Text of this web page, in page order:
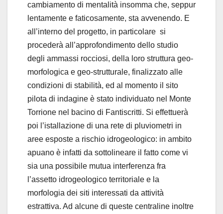
cambiamento di mentalità insomma che, seppur
lentamente e faticosamente, sta avvenendo. E
all’interno del progetto, in particolare si
procederà all’approfondimento dello studio
degli ammassi rocciosi, della loro struttura geo-
morfologica e geo-strutturale, finalizzato alle
condizioni di stabilità, ed al momento il sito
pilota di indagine è stato individuato nel Monte
Torrione nel bacino di Fantiscritti. Si effettuerà
poi l’istallazione di una rete di pluviometri in
aree esposte a rischio idrogeologico: in ambito
apuano è infatti da sottolineare il fatto come vi
sia una possibile mutua interferenza fra
l’assetto idrogeologico territoriale e la
morfologia dei siti interessati da attività
estrattiva. Ad alcune di queste centraline inoltre